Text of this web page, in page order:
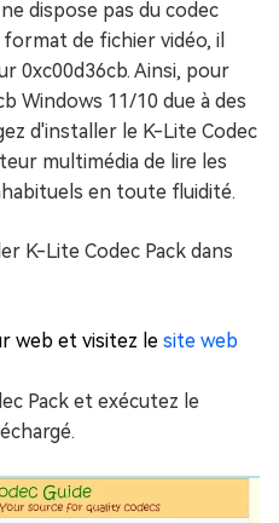
dispose pas du codec
de fichier vidéo, il
0xc00d36cb. Ainsi, pour
Windows 11/10 due à des
d'installer le K-Lite Codec
multimédia de lire les
en toute fluidité.
K-Lite Codec Pack dans
web et visitez le site web
Pack et exécutez le